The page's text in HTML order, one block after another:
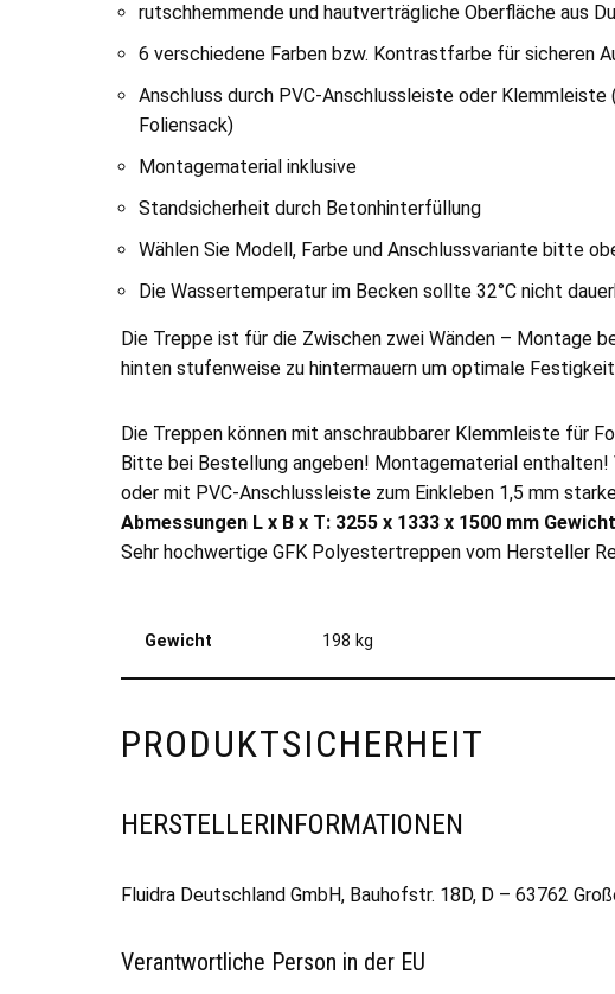
rutschhemmende und hautverträgliche Oberfläche aus
6 verschiedene Farben bzw. Kontrastfarbe für sicheren
Anschluss durch PVC-Anschlussleiste oder
Foliensack)
Montagematerial inklusive
Standsicherheit durch Betonhinterfüllung
Wählen Sie Modell, Farbe und Anschlussvariante bitte
Die Wassertemperatur im Becken sollte 32°C nicht
Die Treppe ist für die Zwischen zwei Wänden – Montage
hinten stufenweise zu hintermauern um optimale
Die Treppen können mit anschraubbarer Klemmleiste für
Bitte bei Bestellung angeben! Montagematerial enthalten!
oder mit PVC-Anschlussleiste zum Einkleben 1,5 mm
Abmessungen L x B x T: 3255 x 1333 x 1500 mm
Sehr hochwertige GFK Polyestertreppen vom Hersteller
Gewicht 198 kg
PRODUKTSICHERHEIT
HERSTELLERINFORMATIONEN
Fluidra Deutschland GmbH, Bauhofstr. 18D, D – 63762
Verantwortliche Person in der EU